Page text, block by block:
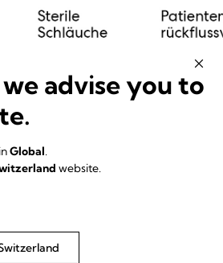
Schläuche Patienten-
um Kontaminationsrisiken wirksam zu
advise you to
Global.
website.